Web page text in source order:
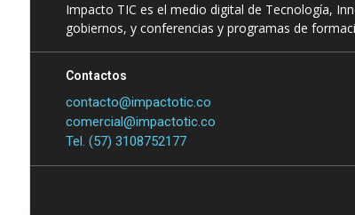
Impacto TIC es el medio digital de Tecnología,
gobiernos, y conferencias y programas de
Contactos
contacto@impactotic.co
comercial@impactotic.co
Tel. (57) 3108752177